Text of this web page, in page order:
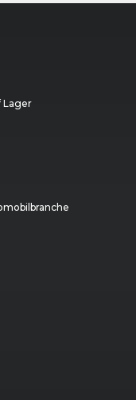
03/2002 - 05/
Lager